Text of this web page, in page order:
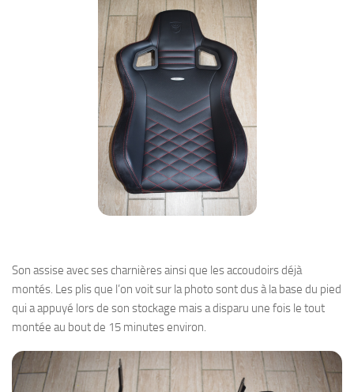
Son assise avec ses charnières ainsi que les accoudoirs déjà
montés. Les plis que l’on voit sur la photo sont dus à la base du pied
qui a appuyé lors de son stockage mais a disparu une fois le tout
montée au bout de 15 minutes environ.